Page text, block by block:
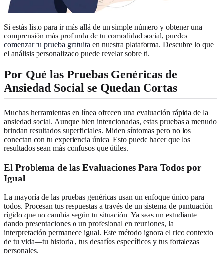
Si estás listo para ir más allá de un simple número y obtener una
comprensión más profunda de tu comodidad social, puedes
comenzar tu prueba gratuita en nuestra plataforma. Descubre lo que
el análisis personalizado puede revelar sobre ti.
Por Qué las Pruebas Genéricas de
Ansiedad Social se Quedan Cortas
Muchas herramientas en línea ofrecen una evaluación rápida de la
ansiedad social. Aunque bien intencionadas, estas pruebas a menudo
brindan resultados superficiales. Miden síntomas pero no los
conectan con tu experiencia única. Esto puede hacer que los
resultados sean más confusos que útiles.
El Problema de las Evaluaciones Para Todos por
Igual
La mayoría de las pruebas genéricas usan un enfoque único para
todos. Procesan tus respuestas a través de un sistema de puntuación
rígido que no cambia según tu situación. Ya seas un estudiante
dando presentaciones o un profesional en reuniones, la
interpretación permanece igual. Este método ignora el rico contexto
de tu vida—tu historial, tus desafíos específicos y tus fortalezas
personales.